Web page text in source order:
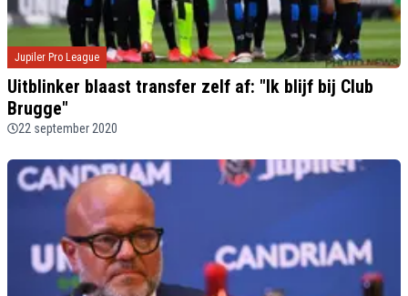
Jupiler Pro League
Uitblinker blaast transfer zelf af: "Ik blijf bij Club
Brugge"
22 september 2020